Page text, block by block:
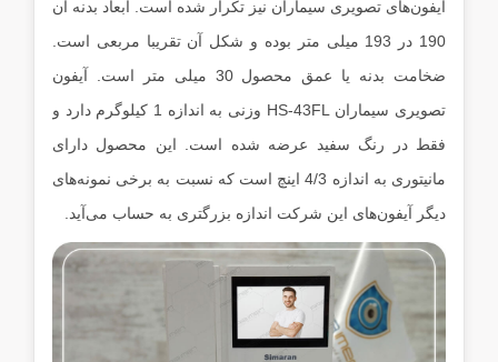
آیفون‌های تصویری سیماران نیز تکرار شده است. ابعاد بدنه آن
190 در 193 میلی متر بوده و شکل آن تقریبا مربعی است.
ضخامت بدنه یا عمق محصول 30 میلی متر است. آیفون
تصویری سیماران HS-43FL وزنی به اندازه 1 کیلوگرم دارد و
فقط در رنگ سفید عرضه شده است. این محصول دارای
مانیتوری به اندازه 4/3 اینچ است که نسبت به برخی نمونه‌های
دیگر آیفون‌های این شرکت اندازه بزرگتری به حساب می‌آید.